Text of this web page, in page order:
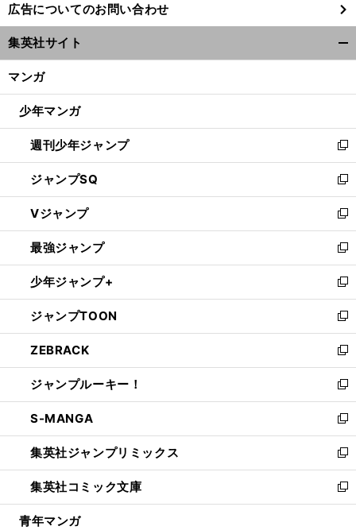
い
ウ
ィ
ン
ウ
開
く
広告についてのお問い合わせ
集英社サイト
マンガ
少年マンガ
週刊少年ジャンプ
新
し
い
ウ
ィ
ン
ド
ウ
で
開
く
ジャンプSQ
新
し
い
ウ
ィ
ン
ド
ウ
で
開
く
Vジャンプ
新
し
い
ウ
ィ
ン
ド
ウ
で
開
く
最強ジャンプ
新
し
い
ウ
ィ
ン
ド
ウ
で
開
く
少年ジャンプ+
新
し
い
ウ
ィ
ン
ド
ウ
で
開
く
ジャンプTOON
新
し
い
ウ
ィ
ン
ド
ウ
で
開
く
ZEBRACK
新
し
い
ウ
ィ
ン
ド
ウ
で
開
ジャンプルーキー！
新
し
い
ウ
ィ
ン
ド
ウ
S-MANGA
新
し
い
ウ
ィ
ン
集英社ジャンプリミックス
新
し
い
ウ
集英社コミック文庫
新
し
青年マンガ